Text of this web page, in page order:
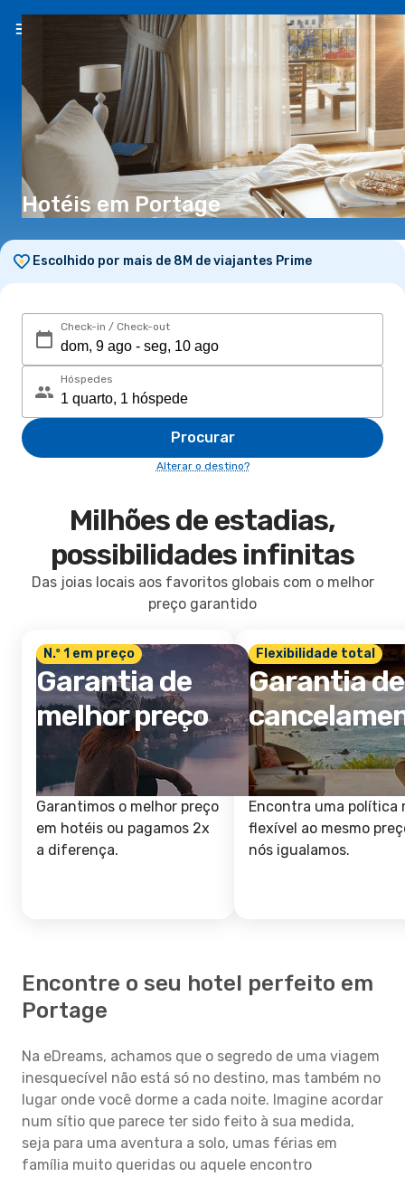
PT(€)
Hotéis em Portage
Escolhido por mais de 8M de viajantes Prime
Check-in / Check-out
Hóspedes
Procurar
Alterar o destino?
Milhões de estadias,
possibilidades infinitas
Das joias locais aos favoritos globais com o melhor
preço garantido
N.º 1 em preço
Garantia de
melhor preço
Garantimos o melhor preço
em hotéis ou pagamos 2x
a diferença.
Flexibilidade total
Garantia de
Encontra uma política
flexível ao mesmo
nós igualamos.
Encontre o seu hotel perfeito em
Portage
Na eDreams, achamos que o segredo de uma viagem
inesquecível não está só no destino, mas também no
lugar onde você dorme a cada noite. Imagine acordar
num sítio que parece ter sido feito à sua medida,
seja para uma aventura a solo, umas férias em
família muito queridas ou aquele encontro